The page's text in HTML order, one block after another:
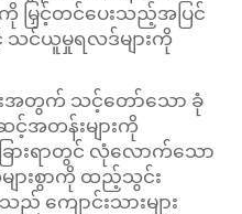
ြှင့်တင်ပေးသည့်အပြင်
သင်ယူမှုရလဒ်များကို
ားအတွက် သင့်တော်သော ခုံ
င့်အတန်းများကို
ြားရာတွင် လုံလောက်သော
ျားစွာကို ထည့်သွင်း
ကျောင်းသားများ